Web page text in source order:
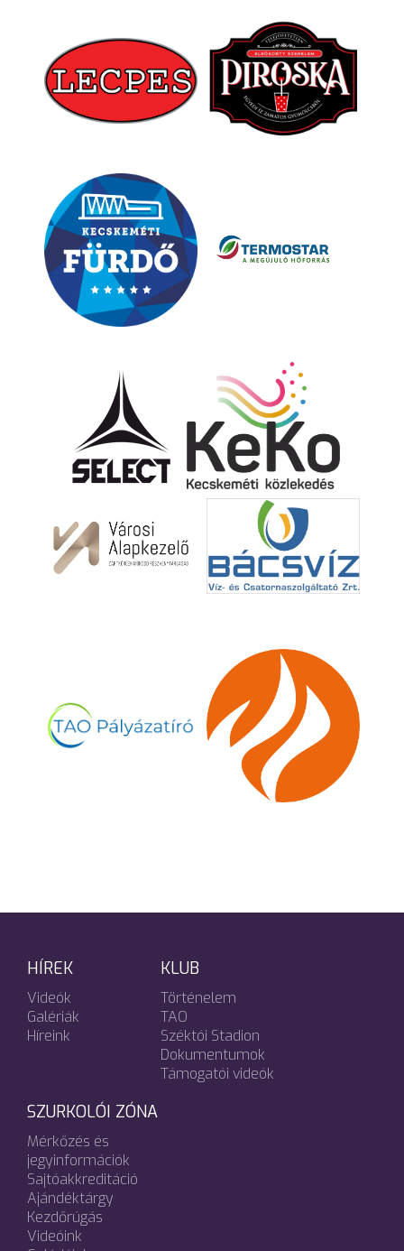
HÍREK
Videók
Galériák
Híreink
KLUB
Történelem
TAO
Széktói Stadion
Dokumentumok
Támogatói videók
SZURKOLÓI ZÓNA
Mérkőzés és
jegyinformációk
Sajtóakkreditáció
Ajándéktárgy
Kezdőrúgás
Videóink